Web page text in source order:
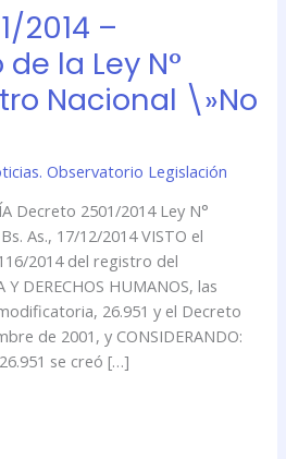
2014 –
la Ley N°
Nacional \»No
Observatorio Legislación
Decreto 2501/2014 Ley N°
As., 17/12/2014 VISTO el
2014 del registro del
Y DERECHOS HUMANOS, las
26.951 y el Decreto
de 2001, y CONSIDERANDO:
se creó […]